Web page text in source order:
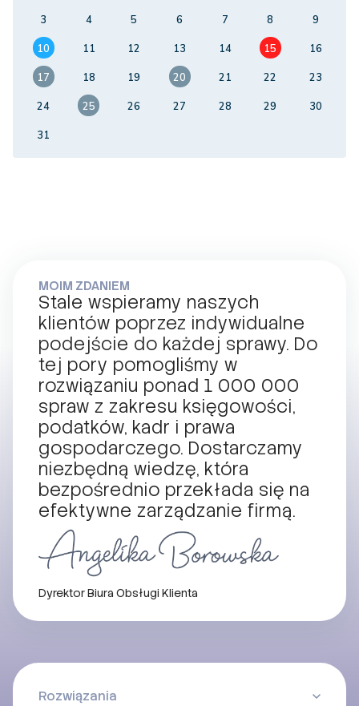
3
4 5 6 7 8
9
10
11 12 13 14 15
16
17
18 19 20 21 22
23
24
25 26 27 28 29
30
31
MOIM ZDANIEM
Stale wspieramy naszych
klientów poprzez indywidualne
podejście do każdej sprawy. Do
tej pory pomogliśmy w
rozwiązaniu ponad 1 000 000
spraw z zakresu księgowości,
podatków, kadr i prawa
gospodarczego. Dostarczamy
niezbędną wiedzę, która
bezpośrednio przekłada się na
efektywne zarządzanie firmą.
Dyrektor Biura Obsługi Klienta
Rozwiązania